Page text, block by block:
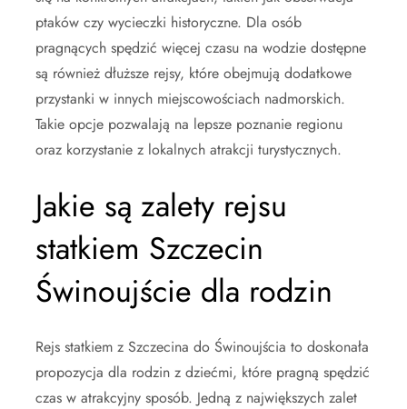
ptaków czy wycieczki historyczne. Dla osób
pragnących spędzić więcej czasu na wodzie dostępne
są również dłuższe rejsy, które obejmują dodatkowe
przystanki w innych miejscowościach nadmorskich.
Takie opcje pozwalają na lepsze poznanie regionu
oraz korzystanie z lokalnych atrakcji turystycznych.
Jakie są zalety rejsu
statkiem Szczecin
Świnoujście dla rodzin
Rejs statkiem z Szczecina do Świnoujścia to doskonała
propozycja dla rodzin z dziećmi, które pragną spędzić
czas w atrakcyjny sposób. Jedną z największych zalet